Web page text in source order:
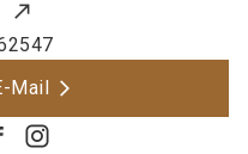
Mail